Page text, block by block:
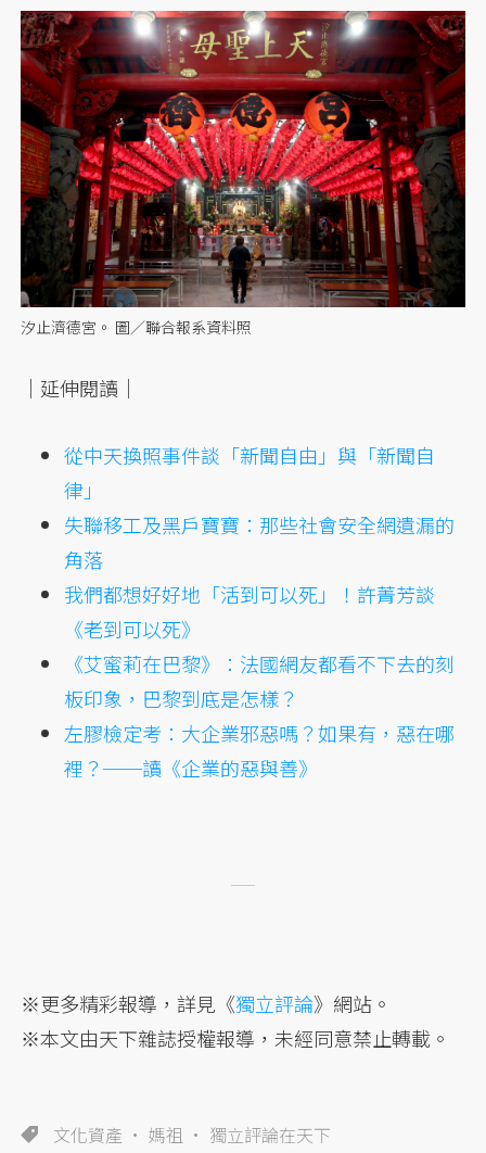
汐止濟德宮。 圖／聯合報系資料照
｜延伸閱讀｜
從中天換照事件談「新聞自由」與「新聞自
律」
失聯移工及黑戶寶寶：那些社會安全網遺漏的
角落
我們都想好好地「活到可以死」！許菁芳談
《老到可以死》
《艾蜜莉在巴黎》：法國網友都看不下去的刻
板印象，巴黎到底是怎樣？
左膠檢定考：大企業邪惡嗎？如果有，惡在哪
裡？──讀《企業的惡與善》
※更多精彩報導，詳見《獨立評論》網站。
※本文由天下雜誌授權報導，未經同意禁止轉載。
文化資產 媽祖 獨立評論在天下